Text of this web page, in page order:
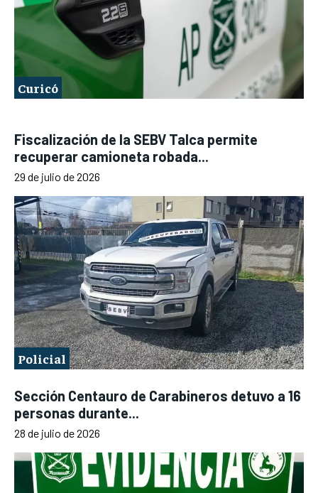
Curicó
Fiscalización de la SEBV Talca permite
recuperar camioneta robada...
29 de julio de 2026
Policial
Sección Centauro de Carabineros detuvo a 16
personas durante...
28 de julio de 2026